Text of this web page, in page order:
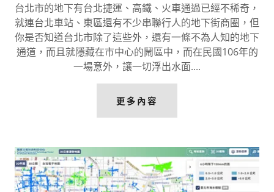
台北市的地下有台北捷運、高鐵、火車通過已經不稀奇，
就連台北車站、東區還有不少串聯行人的地下街商圈，但
你是否知道台北市除了這些外，還有一條不為人知的地下
通道，而且就隱藏在市中心的鬧區中，而在民國106年的
一場意外，讓一切浮出水面....
更多內容